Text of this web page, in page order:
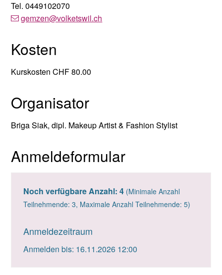
Tel.0449102070
gemzen@volketswil.ch
Kosten
Kurskosten CHF 80.00
Organisator
Briga Siak, dipl. Makeup Artist & Fashion Stylist
Anmeldeformular
Noch verfügbare Anzahl: 4 (Minimale Anzahl
Teilnehmende: 3, Maximale Anzahl Teilnehmende: 5)
Anmeldezeitraum
Anmelden bis: 16.11.2026 12:00